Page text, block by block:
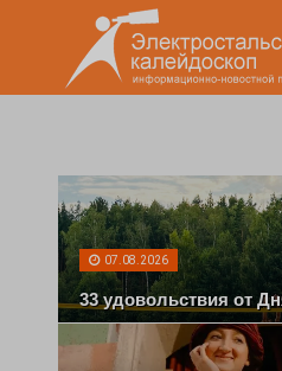
07.08.2026
33 удовольствия от